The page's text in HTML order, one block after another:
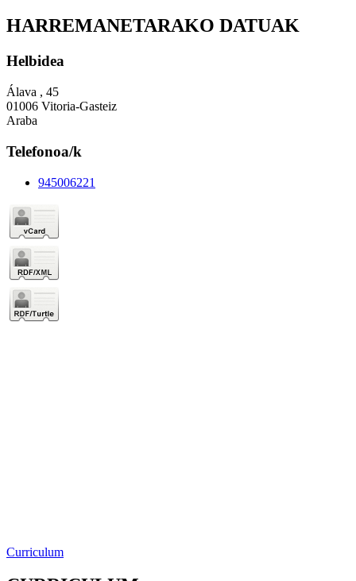
HARREMANETARAKO DATUAK
Helbidea
Álava , 45
01006 Vitoria-Gasteiz
Araba
Telefonoa/k
945006221
Curriculum